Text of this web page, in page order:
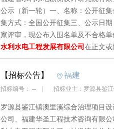
公示（新一轮）一、名称：公开征
集方式：全国公开征集三、公示日
家评审，现公布入围名单及不合格
水利水电工程发展有限公司 在正文
【招标公告】 福建
招标编号： -- 招标业主：罗源县鉴
罗源县鉴江镇澳里溪综合治理项目
公司、福建华圣工程技术咨询有限